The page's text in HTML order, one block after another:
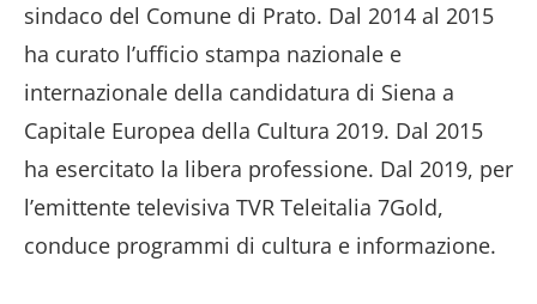
sindaco del Comune di Prato. Dal 2014 al 2015
ha curato l’ufficio stampa nazionale e
internazionale della candidatura di Siena a
Capitale Europea della Cultura 2019. Dal 2015
ha esercitato la libera professione. Dal 2019, per
l’emittente televisiva TVR Teleitalia 7Gold,
conduce programmi di cultura e informazione.